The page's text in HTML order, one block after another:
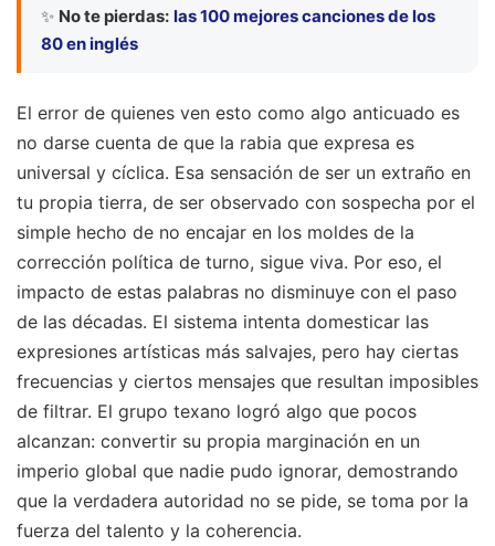
✨ No te pierdas: las 100 mejores canciones de los
80 en inglés
El error de quienes ven esto como algo anticuado es
no darse cuenta de que la rabia que expresa es
universal y cíclica. Esa sensación de ser un extraño en
tu propia tierra, de ser observado con sospecha por el
simple hecho de no encajar en los moldes de la
corrección política de turno, sigue viva. Por eso, el
impacto de estas palabras no disminuye con el paso
de las décadas. El sistema intenta domesticar las
expresiones artísticas más salvajes, pero hay ciertas
frecuencias y ciertos mensajes que resultan imposibles
de filtrar. El grupo texano logró algo que pocos
alcanzan: convertir su propia marginación en un
imperio global que nadie pudo ignorar, demostrando
que la verdadera autoridad no se pide, se toma por la
fuerza del talento y la coherencia.